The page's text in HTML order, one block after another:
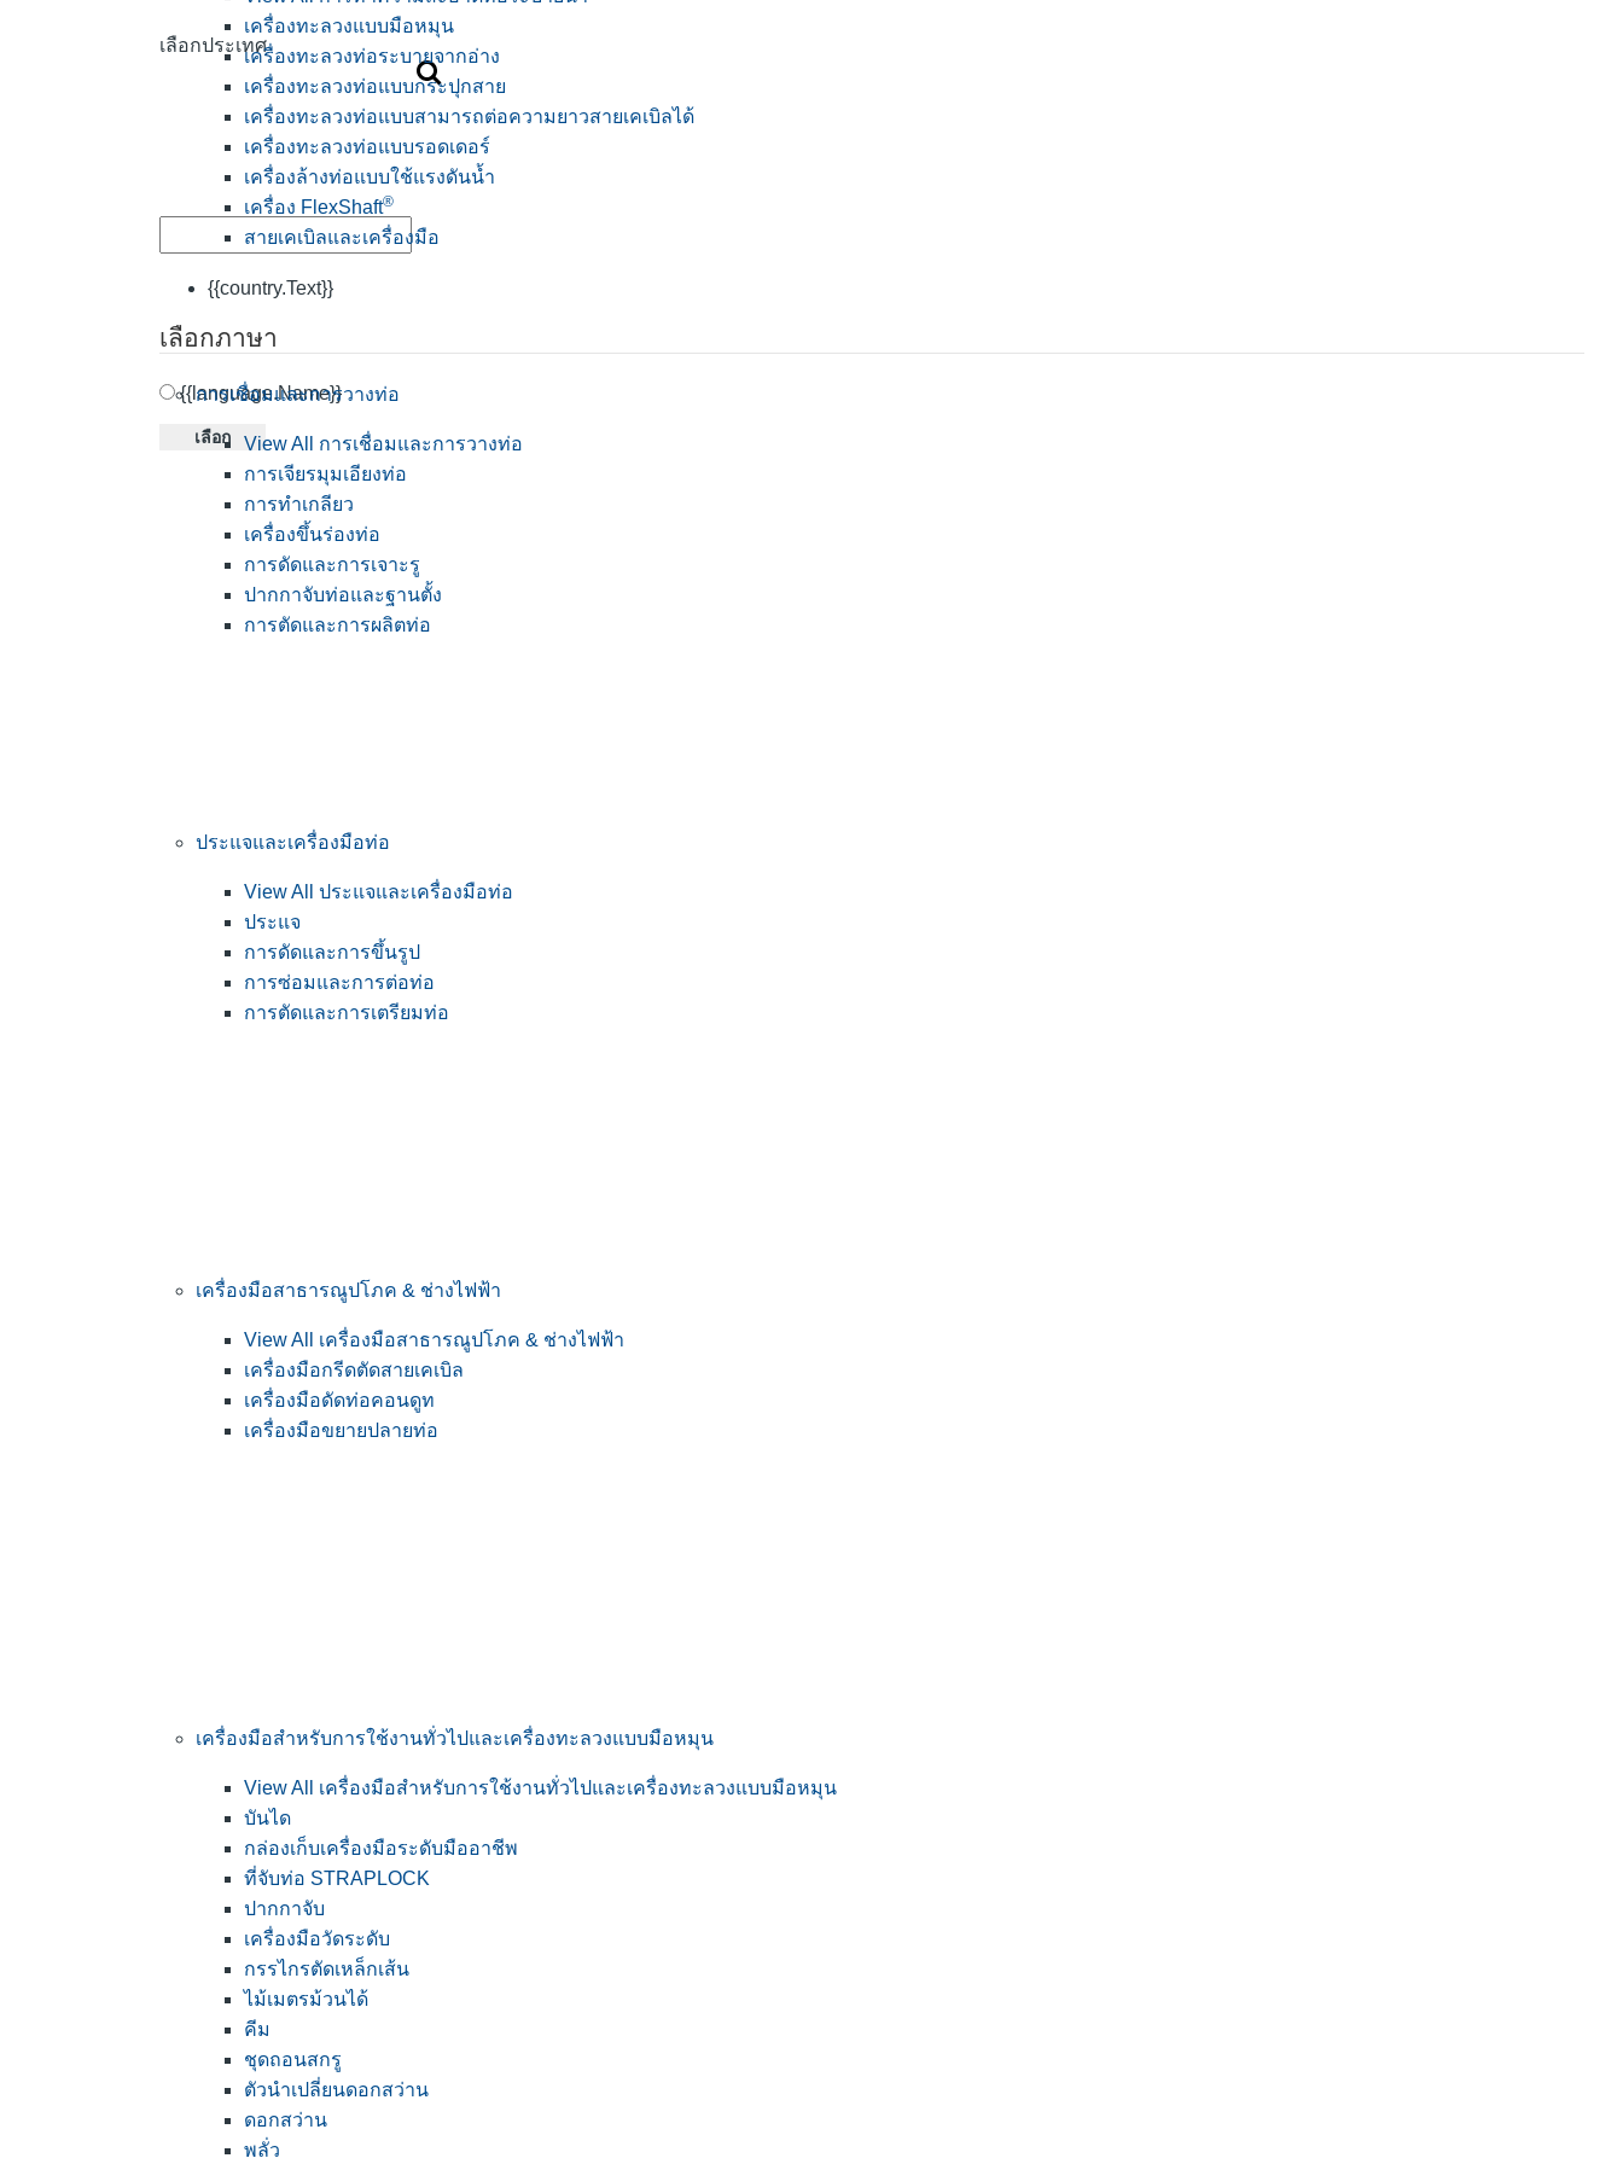
เลือกประเทศ
{{country.Text}}
เลือกภาษา
{{language.Name}}
เลือก
เครื่องทะลวงแบบมือหมุน
เครื่องทะลวงท่อระบายจากอ่าง
เครื่องทะลวงท่อแบบกระปุกสาย
เครื่องทะลวงท่อแบบสามารถต่อความยาวสายเคเบิลได้
เครื่องทะลวงท่อแบบรอดเดอร์
เครื่องล้างท่อแบบใช้แรงดันน้ำ
เครื่อง FlexShaft®
สายเคเบิลและเครื่องมือ
การเชื่อมและการวางท่อ
View All การเชื่อมและการวางท่อ
การเจียรมุมเอียงท่อ
การทำเกลียว
เครื่องขึ้นร่องท่อ
การดัดและการเจาะรู
ปากกาจับท่อและฐานตั้ง
การตัดและการผลิตท่อ
ประแจและเครื่องมือท่อ
View All ประแจและเครื่องมือท่อ
ประแจ
การดัดและการขึ้นรูป
การซ่อมและการต่อท่อ
การตัดและการเตรียมท่อ
เครื่องมือสาธารณูปโภค & ช่างไฟฟ้า
View All เครื่องมือสาธารณูปโภค & ช่างไฟฟ้า
เครื่องมือกรีดตัดสายเคเบิล
เครื่องมือดัดท่อคอนดูท
เครื่องมือขยายปลายท่อ
เครื่องมือสำหรับการใช้งานทั่วไปและเครื่องทะลวงแบบมือหมุน
View All เครื่องมือสำหรับการใช้งานทั่วไปและเครื่องทะลวงแบบมือหมุน
บันได
กล่องเก็บเครื่องมือระดับมืออาชีพ
ที่จับท่อ STRAPLOCK
ปากกาจับ
เครื่องมือวัดระดับ
กรรไกรตัดเหล็กเส้น
ไม้เมตรม้วนได้
คีม
ชุดถอนสกรู
ตัวนำเปลี่ยนดอกสว่าน
ดอกสว่าน
พลั่ว